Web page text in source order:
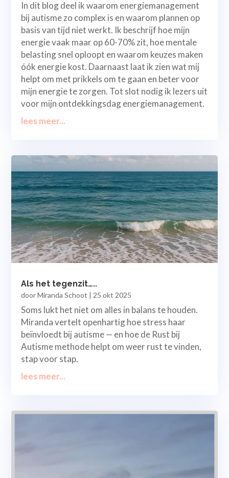
In dit blog deel ik waarom energiemanagement
bij autisme zo complex is en waarom plannen op
basis van tijd niet werkt. Ik beschrijf hoe mijn
energie vaak maar op 60-70% zit, hoe mentale
belasting snel oploopt en waarom keuzes maken
óók energie kost. Daarnaast laat ik zien wat mij
helpt om met prikkels om te gaan en beter voor
mijn energie te zorgen. Tot slot nodig ik lezers uit
voor mijn ontdekkingsdag energiemanagement.
lees meer...
Als het tegenzit…..
doorMiranda Schoot | 25 okt 2025
Soms lukt het niet om alles in balans te houden.
Miranda vertelt openhartig hoe stress haar
beïnvloedt bij autisme — en hoe de Rust bij
Autisme methode helpt om weer rust te vinden,
stap voor stap.
lees meer...